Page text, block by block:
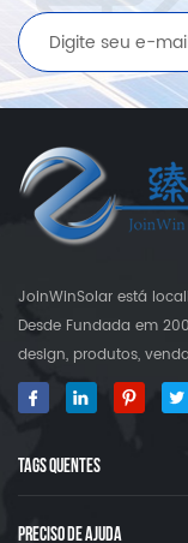
JoinWinSolar está
Desde Fundada em
design, produtos,
fábrica que é mais do
global em suportes de
JoinwinSolar Produtos
solar de telhado de
montagem solar de
TAGS QUENTES
PRECISO DE AJUDA